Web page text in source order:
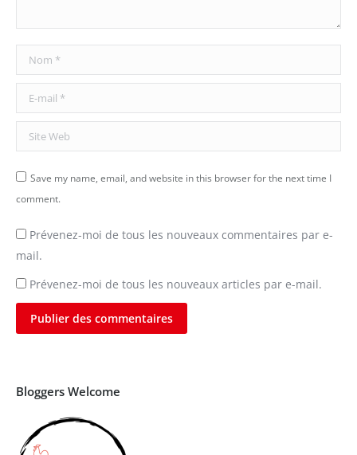
Nom *
E-mail *
Site Web
Save my name, email, and website in this browser for the next time I
comment.
Prévenez-moi de tous les nouveaux commentaires par e-
mail.
Prévenez-moi de tous les nouveaux articles par e-mail.
Publier des commentaires
Bloggers Welcome